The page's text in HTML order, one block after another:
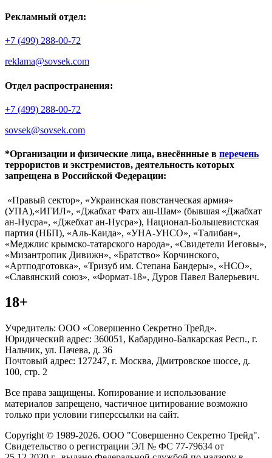
Рекламный отдел:
+7 (499) 288-00-72
reklama@sovsek.com
Отдел распространения:
+7 (499) 288-00-72
sovsek@sovsek.com
*Организации и физические лица, внесённные в перечень
террористов и экстремистов, деятельность которых
запрещена в Российской Федерации:
«Правый сектор», «Украинская повстанческая армия»
(УПА),«ИГИЛ», «Джабхат Фатх аш-Шам» (бывшая «Джабхат
ан-Нусра», «Джебхат ан-Нусра»), Национал-Большевистская
партия (НБП), «Аль-Каида», «УНА-УНСО», «Талибан»,
«Меджлис крымско-татарского народа», «Свидетели Иеговы»,
«Мизантропик Дивижн», «Братство» Корчинского,
«Артподготовка», «Тризуб им. Степана Бандеры», «НСО»,
«Славянский союз», «Формат-18», Дуров Павел Валерьевич.
18+
Учредитель: ООО «Совершенно Секретно Трейд».
Юридический адрес: 360051, Кабардино-Балкарская Респ., г.
Нальчик, ул. Пачева, д. 36
Почтовый адрес: 127247, г. Москва, Дмитровское шоссе, д.
100, стр. 2
Все права защищены. Копирование и использование
материалов запрещено, частичное цитирование возможно
только при условии гиперссылки на сайт.
Copyright © 1989-2026. ООО "Совершенно Секретно Трейд".
Свидетельство о регистрации ЭЛ № ФС 77-79634 от